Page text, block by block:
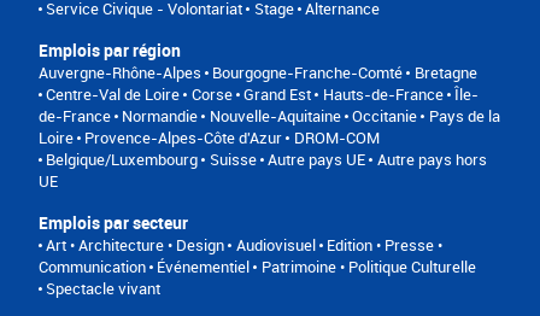
Service Civique - Volontariat
Stage Alternance
Emplois par région
Auvergne-Rhône-Alpes Bourgogne-Franche-Comté
Bretagne
Centre-Val de Loire Corse Grand Est Hauts-de-France Île-
de-France Normandie Nouvelle-Aquitaine Occitanie
Pays de la
Loire Provence-Alpes-Côte d'Azur
DROM-COM
Belgique/Luxembourg
Suisse Autre pays UE Autre pays hors
UE
Emplois par secteur
Art • Architecture • Design Audiovisuel Edition • Presse •
Communication Événementiel
Patrimoine • Politique Culturelle
Spectacle vivant